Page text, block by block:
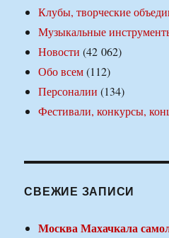
Клубы, творческие
Музыкальные
Новости (42 062)
Обо всем(112)
Персоналии (134)
Фестивали, конкурсы,
СВЕЖИЕ ЗАПИСИ
Москва Махачкала